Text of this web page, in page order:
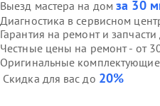
Выезд мастера на домза 30
Диагностика в сервисном
Гарантия на ремонт и
Честные цены на ремонт - от
Оригинальные комплектующие
Скидка для вас до 20%